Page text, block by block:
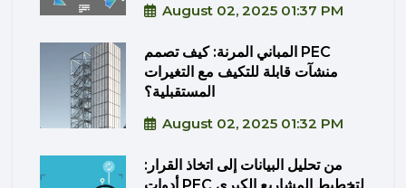
August 02, 2025 01:37 PM
المباني المرنة: كيف تصمم PEC
منشآت قابلة للتكيف مع التغيرات
المستقبلية؟
August 02, 2025 01:32 PM
من تحليل البيانات إلى اتخاذ القرار: